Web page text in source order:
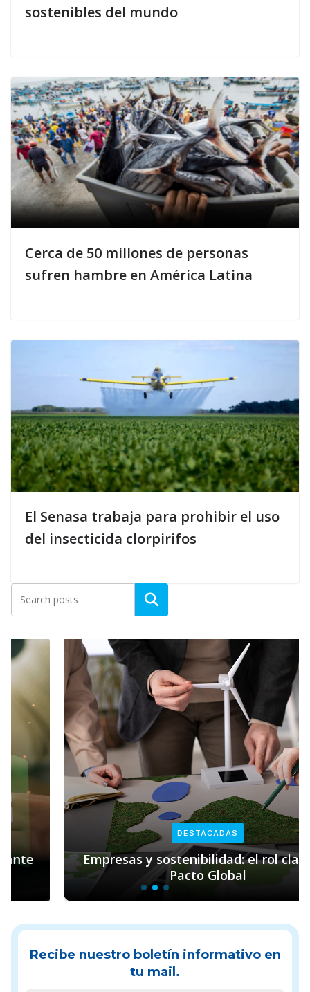
sostenibles del mundo
Cerca de 50 millones de personas
sufren hambre en América Latina
El Senasa trabaja para prohibir el uso
del insecticida clorpirifos
DESTACADAS
Empresas y sostenibilidad: el rol clave de
Pacto Global
Recibe nuestro boletín informativo en
tu mail.